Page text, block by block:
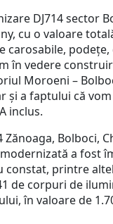
DJ714
cu o valoare
carosabile,
în vedere
Moroeni –
și a faptului că
inclus.
Zănoaga, Bolboci,
a fost
constat, printre
de corpuri de
în valoare de